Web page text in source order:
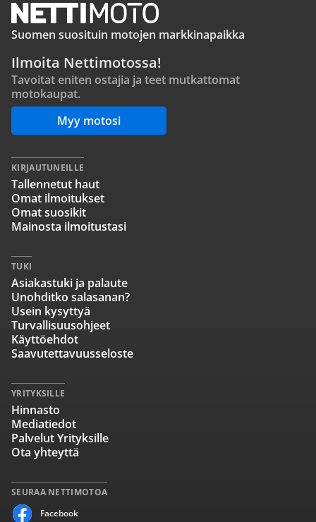
Suomen suosituin motojen markkinapaikka
Ilmoita Nettimotossa!
Tavoitat eniten ostajia ja teet mutkattomat
motokaupat.
Myy motosi
SEURAA NETTIMOTOA
Facebook
KIRJAUTUNEILLE
Tallennetut haut
Omat ilmoitukset
Omat suosikit
Mainosta ilmoitustasi
TUKI
Asiakastuki ja palaute
Unohditko salasanan?
Usein kysyttyä
Turvallisuusohjeet
Käyttöehdot
Saavutettavuusseloste
YRITYKSILLE
Hinnasto
Mediatiedot
Palvelut Yrityksille
Ota yhteyttä